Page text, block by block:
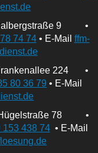
9 •
74 74• E-Mail ffm-
224 •
80 36 79 • E-Mail
78 •
153 438 74• E-Mail